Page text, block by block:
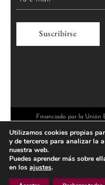
n
a
t
Financiado por la Unión
Utilizamos cookies propias
y de terceros para analizar la
nuestra web.
Puedes aprender más sobre
en los ajustes.